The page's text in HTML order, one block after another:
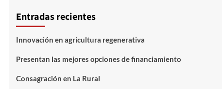
Entradas recientes
Innovación en agricultura regenerativa
Presentan las mejores opciones de financiamiento
Consagración en La Rural